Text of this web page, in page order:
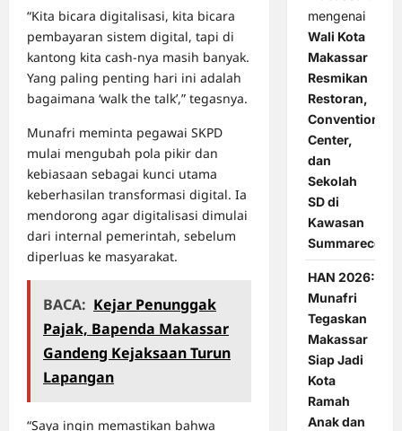
“Kita bicara digitalisasi, kita bicara
pembayaran sistem digital, tapi di
kantong kita cash-nya masih banyak.
Yang paling penting hari ini adalah
bagaimana ‘walk the talk’,” tegasnya.
Munafri meminta pegawai SKPD
mulai mengubah pola pikir dan
kebiasaan sebagai kunci utama
keberhasilan transformasi digital. Ia
mendorong agar digitalisasi dimulai
dari internal pemerintah, sebelum
diperluas ke masyarakat.
BACA: Kejar Penunggak
Pajak, Bapenda Makassar
Gandeng Kejaksaan Turun
Lapangan
“Saya ingin memastikan bahwa
mengenai
Wali Kota
Makassar
Resmikan
Restoran,
Convention
Center,
dan
Sekolah
SD di
Kawasan
Summarecon
HAN 2026:
Munafri
Tegaskan
Makassar
Siap Jadi
Kota
Ramah
Anak dan